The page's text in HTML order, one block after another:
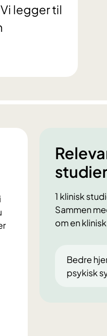
legger til
1 klinisk
Sammen
om en
Bedre
psykisk